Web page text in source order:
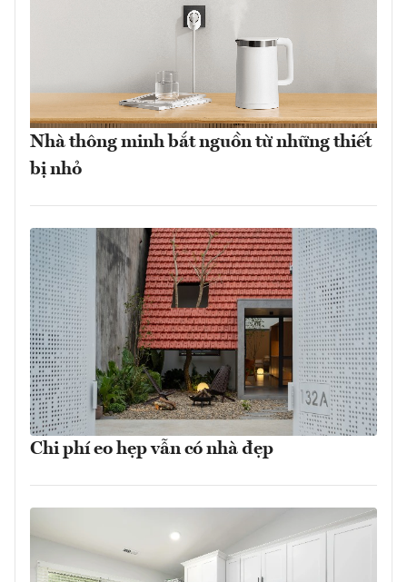
Nhà thông minh bắt nguồn từ những thiết
bị nhỏ
Chi phí eo hẹp vẫn có nhà đẹp